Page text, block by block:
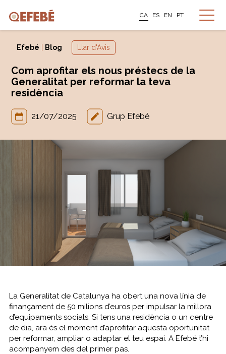
CA ES EN PT
Efebé Blog Llar d'Avis
Com aprofitar els nous préstecs de la
Generalitat per reformar la teva
residència
21/07/2025 Grup Efebé
La Generalitat de Catalunya ha obert una nova línia de
finançament de 50 milions d’euros per impulsar la millora
d’equipaments socials. Si tens una residència o un centre
de dia, ara és el moment d’aprofitar aquesta oportunitat
per reformar, ampliar o adaptar el teu espai. A Efebé t’hi
acompanyem des del primer pas.